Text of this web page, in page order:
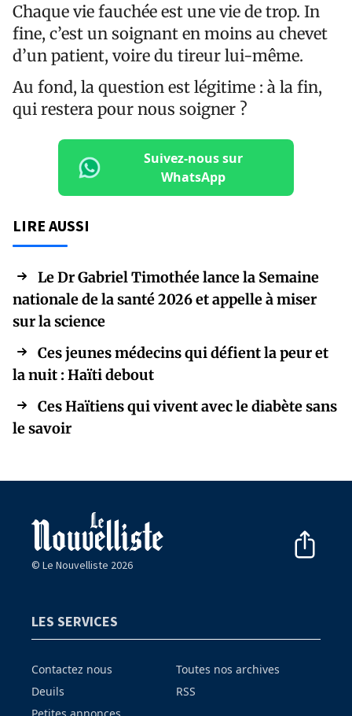
Chaque vie fauchée est une vie de trop. In
fine, c’est un soignant en moins au chevet
d’un patient, voire du tireur lui-même.
Au fond, la question est légitime : à la fin,
qui restera pour nous soigner ?
Suivez-nous sur
WhatsApp
LIRE AUSSI
Le Dr Gabriel Timothée lance la Semaine
nationale de la santé 2026 et appelle à miser
sur la science
Ces jeunes médecins qui défient la peur et
la nuit : Haïti debout
Ces Haïtiens qui vivent avec le diabète sans
le savoir
© Le Nouvelliste 2026
LES SERVICES
Contactez nous
Deuils
Petites annonces
Toutes nos archives
RSS